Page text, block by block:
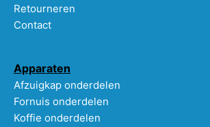
Retourneren
Contact
Apparaten
Afzuigkap onderdelen
Fornuis onderdelen
Koffie onderdelen